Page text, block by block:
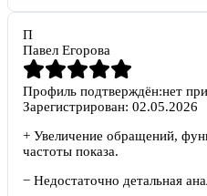
П
Павел Егорова
Профиль подтверждён:нет
Зарегистрирован: 02.05.2026
+ Увеличение обращений,
частоты показа.
− Недостаточно детальная